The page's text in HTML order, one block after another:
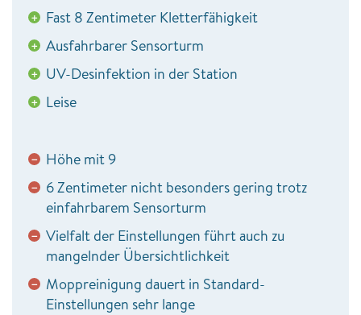
+ Fast 8 Zentimeter Kletterfähigkeit
+ Ausfahrbarer Sensorturm
+ UV-Desinfektion in der Station
+ Leise
− Höhe mit 9
− 6 Zentimeter nicht besonders gering trotz
einfahrbarem Sensorturm
− Vielfalt der Einstellungen führt auch zu
mangelnder Übersichtlichkeit
− Moppreinigung dauert in Standard-
Einstellungen sehr lange